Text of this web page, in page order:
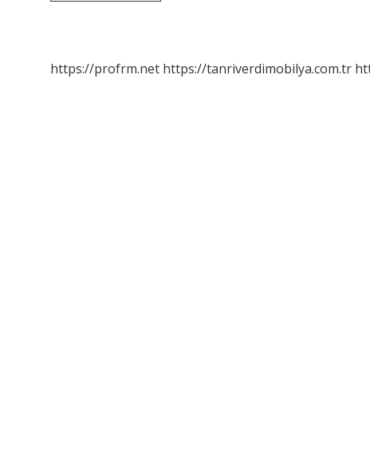
2024
https://profrm.net https://tanriverdimobilya.com.tr